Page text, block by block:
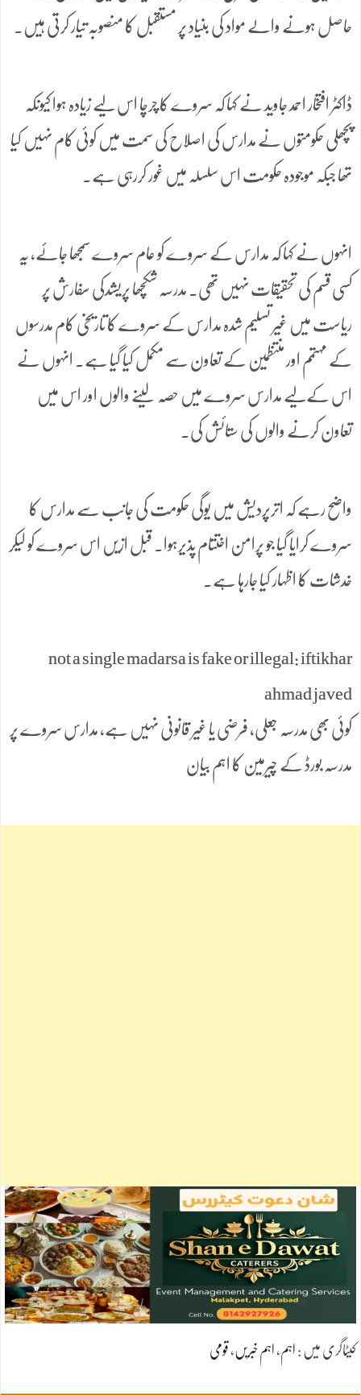
حاصل ہونے والے مواد کی بنیاد پر مستقبل کا منصوبہ تیار کرتی ہیں۔
ڈاکٹر افتخار احمد جاوید نے کہا کہ سروے کا چرچا اس لیے زیادہ ہوا کیونکہ
پچھلی حکومتوں نے مدارس کی اصلاح کی سمت میں کوئی کام نہیں کیا
تھا جبکہ موجودہ حکومت اس سلسلہ میں غور کررہی ہے۔
انہوں نے کہا کہ مدارس کے سروے کو عام سروے سمجھا جائے، یہ
کسی قسم کی تحقیقات نہیں تھی۔ مدرسہ شکچھا پریشدکی سفارش پر
ریاست میں غیر تسلیم شدہ مدارس کے سروے کا تاریخی کام مدرسوں
کے مہتمم اور منتظمین کے تعاون سے مکمل کیا گیا ہے۔ انہوں نے
اس کےلیے مدارس سروے میں حصہ لینے والوں اور اس میں
تعاون کرنے والوں کی ستائش کی۔
واضح رہے کہ اترپردیش میں یوگی حکومت کی جانب سے مدارس کا
سروے کرایا گیا جو پرامن اختتام پذیرہوا۔ قبل ازیں اس سروے کو لیکر
خدشات کا اظہار کیا جارہا ہے۔
not a single madarsa is fake or illegal: iftikhar
ahmad javed
کوئی بھی مدرسہ جعلی، فرضی یا غیر قانونی نہیں ہے، مدارس سروے پر
مدرسہ بورڈ کے چیرمین کا اہم بیان
کیٹاگری میں : اہم ، اہم خبریں ، قومی